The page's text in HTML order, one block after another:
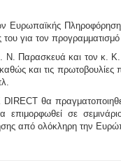
Ευρωπαϊκής
για τον
Ν. Παρασκευά και τον κ.
και τις
θα
σε
από ολόκληρη την